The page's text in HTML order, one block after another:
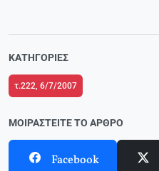
ΚΑΤΗΓΟΡΊΕΣ
τ.222, 6/7/2007
ΜΟΙΡΑΣΤΕΊΤΕ ΤΟ ΆΡΘΡΟ
Facebook